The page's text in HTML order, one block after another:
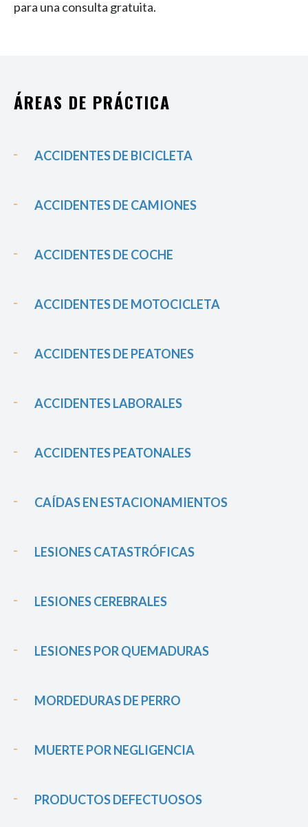
para una consulta gratuita.
ÁREAS DE PRÁCTICA
ACCIDENTES DE BICICLETA
ACCIDENTES DE CAMIONES
ACCIDENTES DE COCHE
ACCIDENTES DE MOTOCICLETA
ACCIDENTES DE PEATONES
ACCIDENTES LABORALES
ACCIDENTES PEATONALES
CAÍDAS EN ESTACIONAMIENTOS
LESIONES CATASTRÓFICAS
LESIONES CEREBRALES
LESIONES POR QUEMADURAS
MORDEDURAS DE PERRO
MUERTE POR NEGLIGENCIA
PRODUCTOS DEFECTUOSOS